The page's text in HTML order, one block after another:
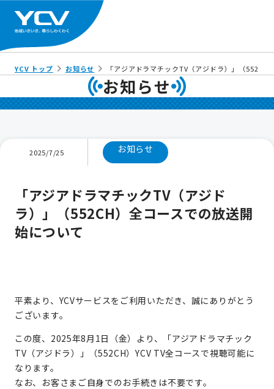
YCV トップ お知らせ 「アジアドラマチックTV（アジドラ）」（552CH
お知らせ
2025/7/25 お知らせ
「アジアドラマチックTV（アジド
ラ）」（552CH）全コースでの放送開
始について
平素より、YCVサービスをご利用いただき、誠にありがとう
ございます。
この度、2025年8月1日（金）より、「アジアドラマチック
TV（アジドラ）」（552CH）YCV TV全コースで視聴可能に
なります。
なお、お客さまご自身でのお手続きは不要です。